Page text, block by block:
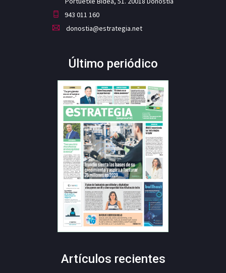
943 011 160
donostia@estrategia.net
Último periódico
Artículos recientes